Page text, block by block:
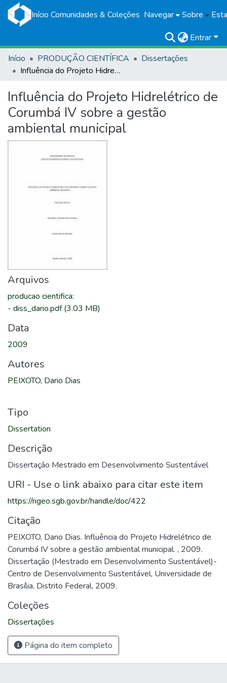
Início Comunidades & Coleções Navegar Sobre
Entrar
Início
PRODUÇÃO CIENTÍFICA
Dissertações
Influência do Projeto Hidrelétrico de Corumbá IV sobre a gestão ambiental municipal
Influência do Projeto Hidrelétrico de
Corumbá IV sobre a gestão
ambiental municipal
Arquivos
producao cientifica:
- diss_dario.pdf(3.03 MB)
Data
2009
Autores
PEIXOTO, Dario Dias
Tipo
Dissertation
Descrição
Dissertação Mestrado em Desenvolvimento Sustentável
URI - Use o link abaixo para citar este item
https://rigeo.sgb.gov.br/handle/doc/422
Citação
PEIXOTO, Dario Dias. Influência do Projeto Hidrelétrico de
Corumbá IV sobre a gestão ambiental municipal. , 2009.
Dissertação (Mestrado em Desenvolvimento Sustentável)-
Centro de Desenvolvimento Sustentável, Universidade de
Brasília, Distrito Federal, 2009.
Coleções
Dissertações
Página do item completo